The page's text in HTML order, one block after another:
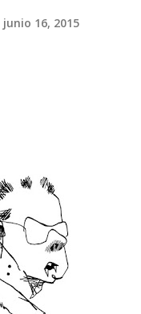
junio 16, 2015